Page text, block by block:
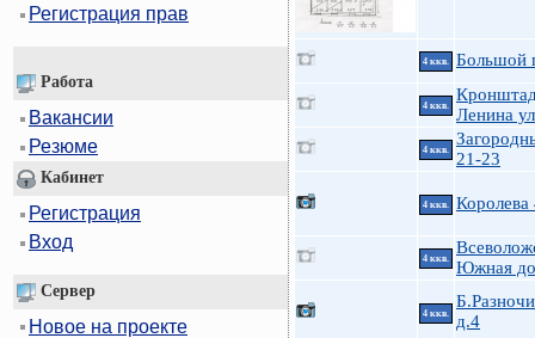
Регистрация прав
Работа
Вакансии
Резюме
Кабинет
Регистрация
Вход
Сервер
Новое на проекте
4 ккв. Большой
4 ккв.
Ленина
4 ккв.
21-23
4 ккв. Королева
4 ккв.
Южная
4 ккв.
д.4